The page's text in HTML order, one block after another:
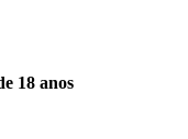
18 anos